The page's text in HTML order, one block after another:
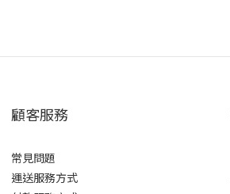
顧客服務
常見問題
運送服務方式